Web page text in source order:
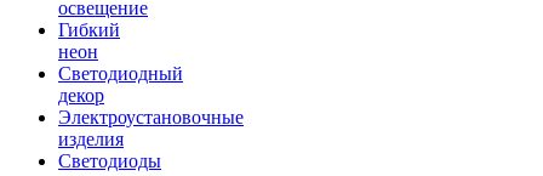
освещение
Гибкий
неон
Светодиодный
декор
Электроустановочные
изделия
Светодиоды